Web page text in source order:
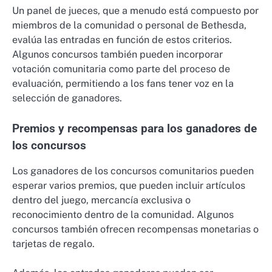
Un panel de jueces, que a menudo está compuesto por
miembros de la comunidad o personal de Bethesda,
evalúa las entradas en función de estos criterios.
Algunos concursos también pueden incorporar
votación comunitaria como parte del proceso de
evaluación, permitiendo a los fans tener voz en la
selección de ganadores.
Premios y recompensas para los ganadores de
los concursos
Los ganadores de los concursos comunitarios pueden
esperar varios premios, que pueden incluir artículos
dentro del juego, mercancía exclusiva o
reconocimiento dentro de la comunidad. Algunos
concursos también ofrecen recompensas monetarias o
tarjetas de regalo.